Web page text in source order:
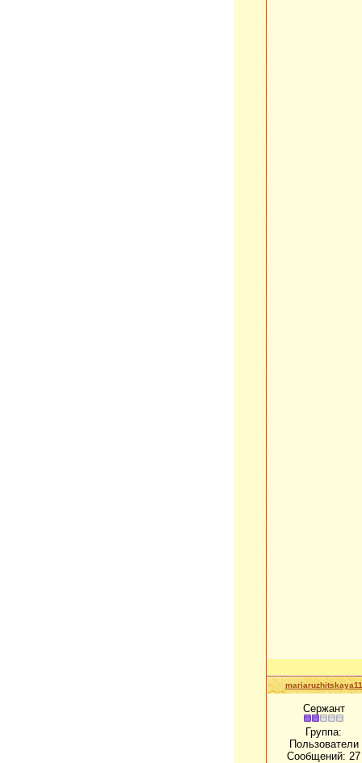
mariaruzhitskaya11
Сержант
Группа:
Пользователи
Сообщений: 27